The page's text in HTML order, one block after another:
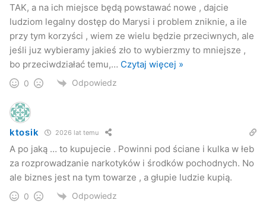
TAK, a na ich miejsce będą powstawać nowe , dajcie
ludziom legalny dostęp do Marysi i problem zniknie, a ile
przy tym korzyści , wiem ze wielu będzie przeciwnych, ale
jeśli juz wybieramy jakieś zło to wybierzmy to mniejsze ,
bo przeciwdziałać temu,… Czytaj więcej »
0 Odpowiedz
ktosik 2026 lat temu
A po jaką … to kupujecie . Powinni pod ściane i kulka w łeb
za rozprowadzanie narkotyków i środków pochodnych. No
ale biznes jest na tym towarze , a głupie ludzie kupią.
0 Odpowiedz